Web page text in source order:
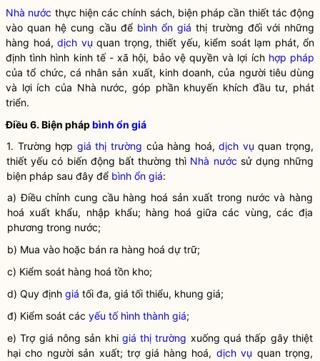
Nhà nước thực hiện các chính sách, biện pháp cần thiết tác động
vào quan hệ cung cầu để bình ổn giá thị trường đối với những
hàng hoá, dịch vụ quan trọng, thiết yếu, kiểm soát lạm phát, ổn
định tình hình kinh tế - xã hội, bảo vệ quyền và lợi ích hợp pháp
của tổ chức, cá nhân sản xuất, kinh doanh, của người tiêu dùng
và lợi ích của Nhà nước, góp phần khuyến khích đầu tư, phát
triển.
Điều 6. Biện phápbình ổn giá
1. Trường hợp giá thị trường của hàng hoá,dịch vụ quan trọng,
thiết yếu có biến động bất thường thì Nhà nước sử dụng những
biện pháp sau đây để bình ổn giá:
a) Điều chỉnh cung cầu hàng hoá sản xuất trong nước và hàng
hoá xuất khẩu, nhập khẩu; hàng hoá giữa các vùng, các địa
phương trong nước;
b) Mua vào hoặc bán ra hàng hoá dự trữ;
c) Kiểm soát hàng hoá tồn kho;
d) Quy định giá tối đa, giá tối thiểu, khung giá;
đ) Kiểm soát các yếu tố hình thành giá;
e) Trợ giá nông sản khi giá thị trường xuống quá thấp gây thiệt
hại cho người sản xuất; trợ giá hàng hoá, dịch vụ quan trọng,